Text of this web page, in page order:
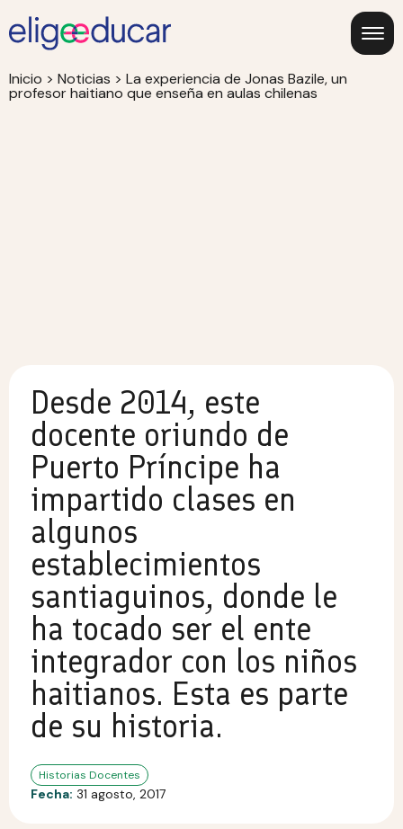
Inicio > Noticias > La experiencia de Jonas Bazile, un
profesor haitiano que enseña en aulas chilenas
Desde 2014, este
docente oriundo de
Puerto Príncipe ha
impartido clases en
algunos
establecimientos
santiaguinos, donde le
ha tocado ser el ente
integrador con los niños
haitianos. Esta es parte
de su historia.
Historias Docentes
Fecha: 31 agosto, 2017